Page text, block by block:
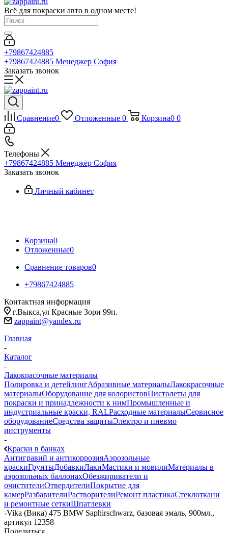
Всё для покраски авто в одном месте!
+79867424885
+79867424885 Менеджер София
Заказать звонок
Сравнение0 Отложенные 0 Корзина0 0
Телефоны
+79867424885 Менеджер София
Заказать звонок
Личный кабинет
Корзина0
Отложенные0
Сравнение товаров0
+79867424885
Контактная информация
г.Выкса,ул Красные Зори 99п.
zappaint@yandex.ru
Главная
-
Каталог
-
Лакокрасочные материалы
Полировка и детейлингАбразивные материалыЛакокрасочные
материалыОборудование для колористовПистолеты для
покраски и принадлежности к нимПромышленные и
индустриальные краски, RALРасходные материалыСервисное
оборудованиеСредства защитыЭлектро и пневмо
инструменты
-
Краски в банках
Антигравий и антикоррозияАэрозольные
краскиГрунтыДобавкиЛакиМастики и мовилиМатериалы в
аэрозольных баллонахОбезжириватели и
очистителиОтвердителиПокрытие для
камерРазбавителиРастворителиРемонт пластикаСтеклоткани
и ремонтные сеткиШпатлевки
-Vika (Вика) 475 BMW Saphirschwarz, базовая эмаль, 900мл.,
артикул 12358
Поделиться